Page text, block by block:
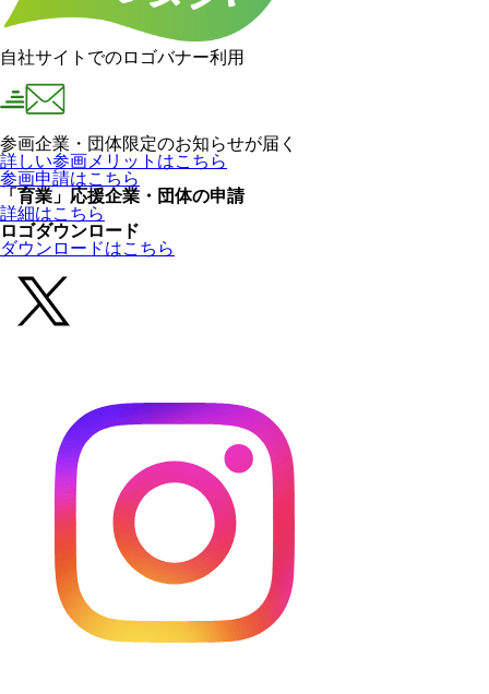
自社サイトでのロゴバナー利用
参画企業・団体限定のお知らせが届く
詳しい参画メリットはこちら
参画申請はこちら
「育業」応援企業・団体の申請
詳細はこちら
ロゴダウンロード
ダウンロードはこちら